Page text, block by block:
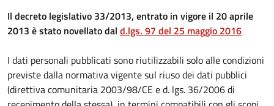
Il decreto legislativo 33/2013, entrato in vigore il 20 aprile
2013 è stato novellato dal d.lgs. 97 del 25 maggio 2016
I dati personali pubblicati sono riutilizzabili solo alle condizioni
previste dalla normativa vigente sul riuso dei dati pubblici
(direttiva comunitaria 2003/98/CE e d. lgs. 36/2006 di